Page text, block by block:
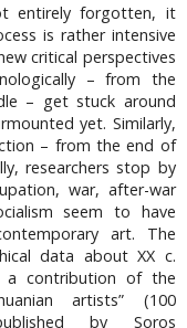
entirely forgotten, it
is rather intensive
critical perspectives
– from the
– get stuck around
yet. Similarly,
– from the end of
researchers stop by
war, after-war
seem to have
art. The
data about XX c.
a contribution of the
artists” (100
by Soros